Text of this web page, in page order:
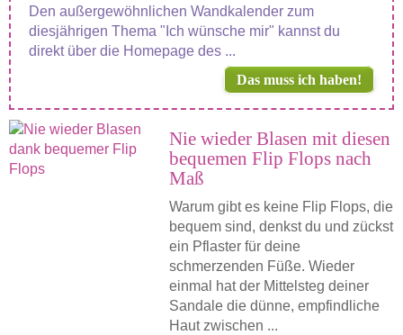
Den außergewöhnlichen Wandkalender zum
diesjährigen Thema "Ich wünsche mir" kannst du
direkt über die Homepage des ...
Das muss ich haben!
Nie wieder Blasen mit diesen
bequemen Flip Flops nach
Maß
Warum gibt es keine Flip Flops, die
bequem sind, denkst du und zückst
ein Pflaster für deine
schmerzenden Füße. Wieder
einmal hat der Mittelsteg deiner
Sandale die dünne, empfindliche
Haut zwischen ...